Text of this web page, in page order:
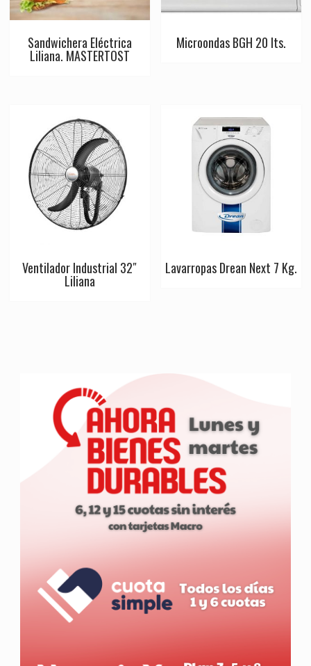
Sandwichera Eléctrica
Liliana. MASTERTOST
Microondas BGH 20 lts.
Ventilador Industrial 32″
Liliana
Lavarropas Drean Next 7 Kg.